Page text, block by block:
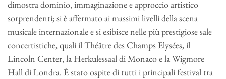
dimostra dominio, immaginazione e approccio artistico
sorprendenti; si è affermato ai massimi livelli della scena
musicale internazionale e si esibisce nelle più prestigiose sale
concertistiche, quali il Théâtre des Champs Elysées, il
Lincoln Center, la Herkulessaal di Monaco e la Wigmore
Hall di Londra. È stato ospite di tutti i principali festival tra